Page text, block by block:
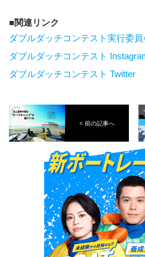
関連リンク
ダブルダッチコンテスト実行委員
ダブルダッチコンテスト
ダブルダッチコンテスト Twitter
< 前の記事へ